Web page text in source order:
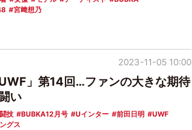
宮﨑想乃
」第14回…ファンの大きな期待
い
技 BUBKA12月号 Uインター 前田日明
UWF
グス
2023-11-05 10:00